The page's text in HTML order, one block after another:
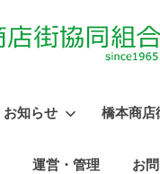
お知らせ 橋本商店
運営・管理 お